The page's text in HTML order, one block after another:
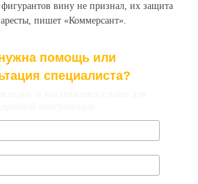
вину не признал, их защита
пишет «Коммерсант».
помощь или
специалиста?